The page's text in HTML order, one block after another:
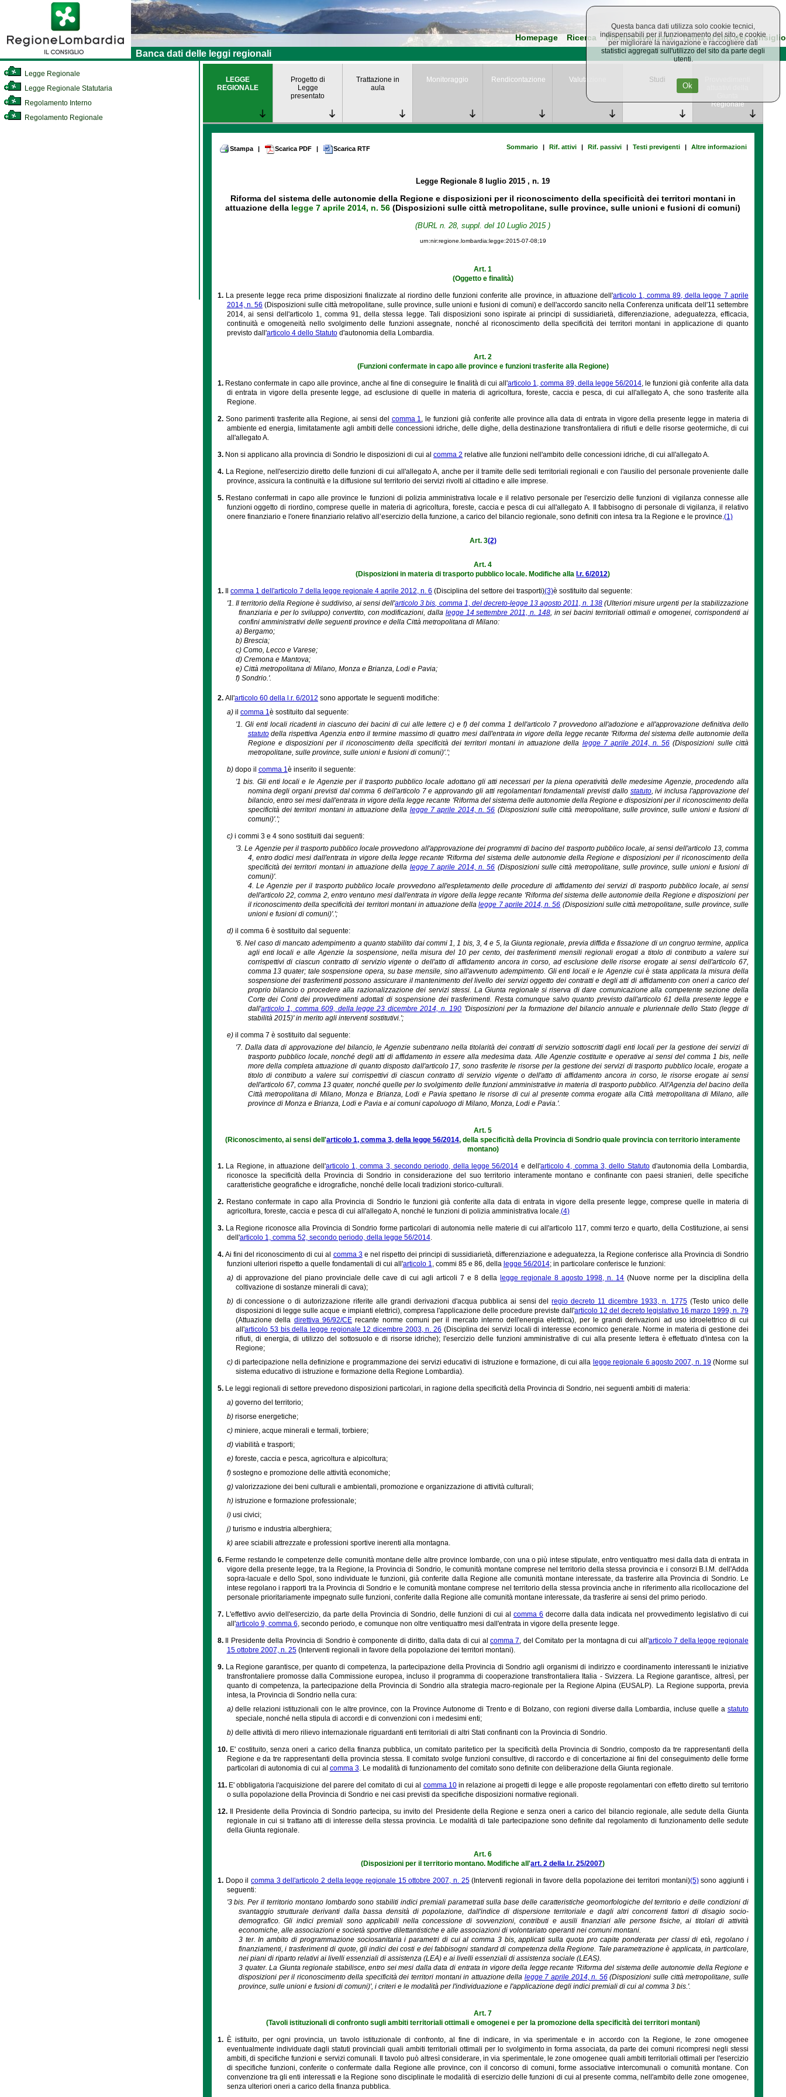
Homepage Ricerca Ricerca avanzata Torna al sito del consiglio
Banca dati delle leggi regionali
Legge Regionale
Legge Regionale Statutaria
Regolamento Interno
Regolamento Regionale
LEGGE
REGIONALE
Progetto di
Legge
presentato
Trattazione in
aula
Monitoraggio Rendicontazione Valutazione Studi
Regionale
Stampa | Scarica PDF | Scarica RTF Sommario | Rif. attivi | Rif. passivi | Testi previgenti | Altre informazioni
Legge Regionale8 luglio 2015, n. 19
Riforma del sistema delle autonomie della Regione e disposizioni per il riconoscimento della specificità dei territori montani in
attuazione della legge 7 aprile 2014, n. 56 (Disposizioni sulle città metropolitane, sulle province, sulle unioni e fusioni di comuni)
(BURL n. 28, suppl. del 10 Luglio 2015 )
urn:nir:regione.lombardia:legge:2015-07-08;19
Art. 1
(Oggetto e finalità)
1. La presente legge reca prime disposizioni finalizzate al riordino delle funzioni conferite alle province, in attuazione dell'articolo 1, comma 89, della legge 7 aprile
2014, n. 56 (Disposizioni sulle città metropolitane, sulle province, sulle unioni e fusioni di comuni) e dell'accordo sancito nella Conferenza unificata dell'11 settembre
2014, ai sensi dell'articolo 1, comma 91, della stessa legge. Tali disposizioni sono ispirate ai principi di sussidiarietà, differenziazione, adeguatezza, efficacia,
continuità e omogeneità nello svolgimento delle funzioni assegnate, nonché al riconoscimento della specificità dei territori montani in applicazione di quanto
previsto dall'articolo 4 dello Statutod'autonomia della Lombardia.
Art. 2
(Funzioni confermate in capo alle province e funzioni trasferite alla Regione)
1. Restano confermate in capo alle province, anche al fine di conseguire le finalità di cui all'articolo 1, comma 89, della legge 56/2014, le funzioni già conferite alla data
di entrata in vigore della presente legge, ad esclusione di quelle in materia di agricoltura, foreste, caccia e pesca, di cui all'allegato A, che sono trasferite alla
Regione.
2. Sono parimenti trasferite alla Regione, ai sensi del comma 1, le funzioni già conferite alle province alla data di entrata in vigore della presente legge in materia di
ambiente ed energia, limitatamente agli ambiti delle concessioni idriche, delle dighe, della destinazione transfrontaliera di rifiuti e delle risorse geotermiche, di cui
all'allegato A.
3. Non si applicano alla provincia di Sondrio le disposizioni di cui al comma 2 relative alle funzioni nell'ambito delle concessioni idriche, di cui all'allegato A.
4. La Regione, nell'esercizio diretto delle funzioni di cui all'allegato A, anche per il tramite delle sedi territoriali regionali e con l'ausilio del personale proveniente dalle
province, assicura la continuità e la diffusione sul territorio dei servizi rivolti al cittadino e alle imprese.
5. Restano confermati in capo alle province le funzioni di polizia amministrativa locale e il relativo personale per l'esercizio delle funzioni di vigilanza connesse alle
funzioni oggetto di riordino, comprese quelle in materia di agricoltura, foreste, caccia e pesca di cui all'allegato A. Il fabbisogno di personale di vigilanza, il relativo
onere finanziario e l'onere finanziario relativo all’esercizio della funzione, a carico del bilancio regionale, sono definiti con intesa tra la Regione e le province.(1)
Art. 3(2)
Art. 4
(Disposizioni in materia di trasporto pubblico locale. Modifiche alla l.r. 6/2012)
1. comma 1 dell'articolo 7 della legge regionale 4 aprile 2012, n. 6 (Disciplina del settore dei trasporti)(3)è sostituito dal seguente:
'1. Il territorio della Regione è suddiviso, ai sensi dell'articolo 3 bis, comma 1, del decreto-legge 13 agosto 2011, n. 138 (Ulteriori misure urgenti per la stabilizzazione
finanziaria e per lo sviluppo) convertito, con modificazioni, dalla legge 14 settembre 2011, n. 148, in sei bacini territoriali ottimali e omogenei, corrispondenti ai
confini amministrativi delle seguenti province e della Città metropolitana di Milano:
a)Bergamo;
b)Brescia;
c)Como, Lecco e Varese;
d)Cremona e Mantova;
e)Città metropolitana di Milano, Monza e Brianza, Lodi e Pavia;
f)Sondrio.'.
2. All'articolo 60 della l.r. 6/2012 sono apportate le seguenti modifiche:
a) il comma 1è sostituito dal seguente:
'1. Gli enti locali ricadenti in ciascuno dei bacini di cui alle lettere c) e f) del comma 1 dell'articolo 7 provvedono all'adozione e all'approvazione definitiva dello
statutodella rispettiva Agenzia entro il termine massimo di quattro mesi dall'entrata in vigore della legge recante 'Riforma del sistema delle autonomie della
Regione e disposizioni per il riconoscimento della specificità dei territori montani in attuazione della legge 7 aprile 2014, n. 56 (Disposizioni sulle città
metropolitane, sulle province, sulle unioni e fusioni di comuni)'.';
b) dopo il comma 1è inserito il seguente:
'1 bis. Gli enti locali e le Agenzie per il trasporto pubblico locale adottano gli atti necessari per la piena operatività delle medesime Agenzie, procedendo alla
nomina degli organi previsti dal comma 6 dell'articolo 7 e approvando gli atti regolamentari fondamentali previsti dallo statuto, ivi inclusa l'approvazione del
bilancio, entro sei mesi dall'entrata in vigore della legge recante 'Riforma del sistema delle autonomie della Regione e disposizioni per il riconoscimento della
specificità dei territori montani in attuazione della legge 7 aprile 2014, n. 56 (Disposizioni sulle città metropolitane, sulle province, sulle unioni e fusioni di
comuni)'.';
c) i commi 3 e 4 sono sostituiti dai seguenti:
'3. Le Agenzie per il trasporto pubblico locale provvedono all'approvazione dei programmi di bacino del trasporto pubblico locale, ai sensi dell'articolo 13, comma
4, entro dodici mesi dall'entrata in vigore della legge recante 'Riforma del sistema delle autonomie della Regione e disposizioni per il riconoscimento della
specificità dei territori montani in attuazione della legge 7 aprile 2014, n. 56 (Disposizioni sulle città metropolitane, sulle province, sulle unioni e fusioni di
comuni)'.
4. Le Agenzie per il trasporto pubblico locale provvedono all'espletamento delle procedure di affidamento dei servizi di trasporto pubblico locale, ai sensi
dell'articolo 22, comma 2, entro ventuno mesi dall'entrata in vigore della legge recante 'Riforma del sistema delle autonomie della Regione e disposizioni per
il riconoscimento della specificità dei territori montani in attuazione dellalegge 7 aprile 2014, n. 56 (Disposizioni sulle città metropolitane, sulle province, sulle
unioni e fusioni di comuni)'.';
d) il comma 6 è sostituito dal seguente:
'6. Nel caso di mancato adempimento a quanto stabilito dai commi 1, 1 bis, 3, 4 e 5, la Giunta regionale, previa diffida e fissazione di un congruo termine, applica
agli enti locali e alle Agenzie la sospensione, nella misura del 10 per cento, dei trasferimenti mensili regionali erogati a titolo di contributo a valere sui
corrispettivi di ciascun contratto di servizio vigente o dell'atto di affidamento ancora in corso, ad esclusione delle risorse erogate ai sensi dell'articolo 67,
comma 13 quater; tale sospensione opera, su base mensile, sino all'avvenuto adempimento. Gli enti locali e le Agenzie cui è stata applicata la misura della
sospensione dei trasferimenti possono assicurare il mantenimento del livello dei servizi oggetto dei contratti e degli atti di affidamento con oneri a carico del
proprio bilancio o procedere alla razionalizzazione dei servizi stessi. La Giunta regionale si riserva di dare comunicazione alla competente sezione della
Corte dei Conti dei provvedimenti adottati di sospensione dei trasferimenti. Resta comunque salvo quanto previsto dall'articolo 61 della presente legge e
dall'articolo 1, comma 609, della legge 23 dicembre 2014, n. 190 'Disposizioni per la formazione del bilancio annuale e pluriennale dello Stato (legge di
stabilità 2015)' in merito agli interventi sostitutivi.';
e) il comma 7 è sostituito dal seguente:
'7. Dalla data di approvazione del bilancio, le Agenzie subentrano nella titolarità dei contratti di servizio sottoscritti dagli enti locali per la gestione dei servizi di
trasporto pubblico locale, nonché degli atti di affidamento in essere alla medesima data. Alle Agenzie costituite e operative ai sensi del comma 1 bis, nelle
more della completa attuazione di quanto disposto dall'articolo 17, sono trasferite le risorse per la gestione dei servizi di trasporto pubblico locale, erogate a
titolo di contributo a valere sui corrispettivi di ciascun contratto di servizio vigente o dell'atto di affidamento ancora in corso, le risorse erogate ai sensi
dell'articolo 67, comma 13 quater, nonché quelle per lo svolgimento delle funzioni amministrative in materia di trasporto pubblico. All'Agenzia del bacino della
Città metropolitana di Milano, Monza e Brianza, Lodi e Pavia spettano le risorse di cui al presente comma erogate alla Città metropolitana di Milano, alle
province di Monza e Brianza, Lodi e Pavia e ai comuni capoluogo di Milano, Monza, Lodi e Pavia.'.
Art. 5
(Riconoscimento, ai sensi dell'articolo 1, comma 3, della legge 56/2014, della specificità della Provincia di Sondrio quale provincia con territorio interamente
montano)
1. La Regione, in attuazione dell'articolo 1, comma 3, secondo periodo, della legge 56/2014 e dell'articolo 4, comma 3, dello Statutod'autonomia della Lombardia,
riconosce la specificità della Provincia di Sondrio in considerazione del suo territorio interamente montano e confinante con paesi stranieri, delle specifiche
caratteristiche geografiche e idrografiche, nonché delle locali tradizioni storico-culturali.
2. Restano confermate in capo alla Provincia di Sondrio le funzioni già conferite alla data di entrata in vigore della presente legge, comprese quelle in materia di
agricoltura, foreste, caccia e pesca di cui all'allegato A, nonché le funzioni di polizia amministrativa locale.(4)
3. La Regione riconosce alla Provincia di Sondrio forme particolari di autonomia nelle materie di cui all'articolo 117, commi terzo e quarto, della Costituzione, ai sensi
dell'articolo 1, comma 52, secondo periodo, della legge 56/2014.
4.Ai fini del riconoscimento di cui al comma 3e nel rispetto dei principi di sussidiarietà, differenziazione e adeguatezza, la Regione conferisce alla Provincia di Sondrio
funzioni ulteriori rispetto a quelle fondamentali di cui all'articolo 1, commi 85 e 86, della legge 56/2014; in particolare conferisce le funzioni:
a) di approvazione del piano provinciale delle cave di cui agli articoli 7 e 8 della legge regionale 8 agosto 1998, n. 14 (Nuove norme per la disciplina della
coltivazione di sostanze minerali di cava);
b) di concessione o di autorizzazione riferite alle grandi derivazioni d'acqua pubblica ai sensi delregio decreto 11 dicembre 1933, n. 1775(Testo unico delle
disposizioni di legge sulle acque e impianti elettrici), compresa l'applicazione delle procedure previste dall'articolo 12 del decreto legislativo 16 marzo 1999, n. 79
(Attuazione della direttiva 96/92/CErecante norme comuni per il mercato interno dell'energia elettrica), per le grandi derivazioni ad uso idroelettrico di cui
all'articolo 53 bis della legge regionale 12 dicembre 2003, n. 26 (Disciplina dei servizi locali di interesse economico generale. Norme in materia di gestione dei
rifiuti, di energia, di utilizzo del sottosuolo e di risorse idriche); l'esercizio delle funzioni amministrative di cui alla presente lettera è effettuato d'intesa con la
Regione;
c) di partecipazione nella definizione e programmazione dei servizi educativi di istruzione e formazione, di cui alla legge regionale 6 agosto 2007, n. 19(Norme sul
sistema educativo di istruzione e formazione della Regione Lombardia).
5. Le leggi regionali di settore prevedono disposizioni particolari, in ragione della specificità della Provincia di Sondrio, nei seguenti ambiti di materia:
a) governo del territorio;
b) risorse energetiche;
c) miniere, acque minerali e termali, torbiere;
d) viabilità e trasporti;
e) foreste, caccia e pesca, agricoltura e alpicoltura;
f) sostegno e promozione delle attività economiche;
g) valorizzazione dei beni culturali e ambientali, promozione e organizzazione di attività culturali;
h) istruzione e formazione professionale;
i) usi civici;
j) turismo e industria alberghiera;
k) aree sciabili attrezzate e professioni sportive inerenti alla montagna.
6. Ferme restando le competenze delle comunità montane delle altre province lombarde, con una o più intese stipulate, entro ventiquattro mesi dalla data di entrata in
vigore della presente legge, tra la Regione, la Provincia di Sondrio, le comunità montane comprese nel territorio della stessa provincia e i consorzi B.I.M. dell'Adda
sopra-lacuale e dello Spol, sono individuate le funzioni, già conferite dalla Regione alle comunità montane interessate, da trasferire alla Provincia di Sondrio. Le
intese regolano i rapporti tra la Provincia di Sondrio e le comunità montane comprese nel territorio della stessa provincia anche in riferimento alla ricollocazione del
personale prioritariamente impegnato sulle funzioni, conferite dalla Regione alle comunità montane interessate, da trasferire ai sensi del primo periodo.
7. L'effettivo avvio dell'esercizio, da parte della Provincia di Sondrio, delle funzioni di cui al comma 6 decorre dalla data indicata nel provvedimento legislativo di cui
all'articolo 9, comma 6, secondo periodo, e comunque non oltre ventiquattro mesi dall'entrata in vigore della presente legge.
8. Il Presidente della Provincia di Sondrio è componente di diritto, dalla data di cui al comma 7, del Comitato per la montagna di cui all'articolo 7 della legge regionale
15 ottobre 2007, n. 25(Interventi regionali in favore della popolazione dei territori montani).
9. La Regione garantisce, per quanto di competenza, la partecipazione della Provincia di Sondrio agli organismi di indirizzo e coordinamento interessanti le iniziative
transfrontaliere promosse dalla Commissione europea, incluso il programma di cooperazione transfrontaliera Italia - Svizzera. La Regione garantisce, altresì, per
quanto di competenza, la partecipazione della Provincia di Sondrio alla strategia macro-regionale per la Regione Alpina (EUSALP). La Regione supporta, previa
intesa, la Provincia di Sondrio nella cura:
a)delle relazioni istituzionali con le altre province, con la Province Autonome di Trento e di Bolzano, con regioni diverse dalla Lombardia, incluse quelle a statuto
speciale, nonché nella stipula di accordi e di convenzioni con i medesimi enti;
b) delle attività di mero rilievo internazionale riguardanti enti territoriali di altri Stati confinanti con la Provincia di Sondrio.
10. E' costituito, senza oneri a carico della finanza pubblica, un comitato paritetico per la specificità della Provincia di Sondrio, composto da tre rappresentanti della
Regione e da tre rappresentanti della provincia stessa. Il comitato svolge funzioni consultive, di raccordo e di concertazione ai fini del conseguimento delle forme
particolari di autonomia di cui al comma 3. Le modalità di funzionamento del comitato sono definite con deliberazione della Giunta regionale.
11. E' obbligatoria l'acquisizione del parere del comitato di cui al comma 10in relazione ai progetti di legge e alle proposte regolamentari con effetto diretto sul territorio
o sulla popolazione della Provincia di Sondrio e nei casi previsti da specifiche disposizioni normative regionali.
12.
Il Presidente della Provincia di Sondrio partecipa, su invito del Presidente della Regione e senza oneri a carico del bilancio regionale, alle sedute della Giunta
regionale in cui si trattano atti di interesse della stessa provincia. Le modalità di tale partecipazione sono definite dal regolamento di funzionamento delle sedute
della Giunta regionale.
Art. 6
(Disposizioni per il territorio montano. Modifiche all'art. 2 della l.r. 25/2007)
1. Dopo ilcomma 3 dell'articolo 2 della legge regionale 15 ottobre 2007, n. 25(Interventi regionali in favore della popolazione dei territori montani)(5)sono aggiunti i
seguenti:
'3 bis. Per il territorio montano lombardo sono stabiliti indici premiali parametrati sulla base delle caratteristiche geomorfologiche del territorio e delle condizioni di
svantaggio strutturale derivanti dalla bassa densità di popolazione, dall'indice di dispersione territoriale e dagli altri concorrenti fattori di disagio socio-
demografico. Gli indici premiali sono applicabili nella concessione di sovvenzioni, contributi e ausili finanziari alle persone fisiche, ai titolari di attività
economiche, alle associazioni e società sportive dilettantistiche e alle associazioni di volontariato operanti nei comuni montani.
3 ter. In ambito di programmazione sociosanitaria i parametri di cui al comma 3 bis, applicati sulla quota pro capite ponderata per classi di età, regolano i
finanziamenti, i trasferimenti di quote, gli indici dei costi e dei fabbisogni standard di competenza della Regione. Tale parametrazione è applicata, in particolare,
nei piani di riparto relativi ai livelli essenziali di assistenza (LEA) e ai livelli essenziali di assistenza sociale (LEAS).
3 quater. La Giunta regionale stabilisce, entro sei mesi dalla data di entrata in vigore della legge recante 'Riforma del sistema delle autonomie della Regione e
disposizioni per il riconoscimento della specificità dei territori montani in attuazione della legge 7 aprile 2014, n. 56(Disposizioni sulle città metropolitane, sulle
province, sulle unioni e fusioni di comuni)', i criteri e le modalità per l'individuazione e l'applicazione degli indici premiali di cui al comma 3 bis.'.
Art. 7
(Tavoli istituzionali di confronto sugli ambiti territoriali ottimali e omogenei e per la promozione della specificità dei territori montani)
1. È istituito, per ogni provincia, un tavolo istituzionale di confronto, al fine di indicare, in via sperimentale e in accordo con la Regione, le zone omogenee
eventualmente individuate dagli statuti provinciali quali ambiti territoriali ottimali per lo svolgimento in forma associata, da parte dei comuni ricompresi negli stessi
ambiti, di specifiche funzioni e servizi comunali. Il tavolo può altresì considerare, in via sperimentale, le zone omogenee quali ambiti territoriali ottimali per l'esercizio
di specifiche funzioni, conferite o confermate dalla Regione alle province, con il concorso di comuni, forme associative intercomunali o comunità montane. Con
convenzione tra gli enti interessati e la Regione sono disciplinate le modalità di esercizio delle funzioni di cui al presente comma, nell'ambito delle zone omogenee,
senza ulteriori oneri a carico della finanza pubblica.
Questa banca dati utilizza solo cookie tecnici,
indispensabili per il funzionamento del sito, e cookie
per migliorare la navigazione e raccogliere dati
statistici aggregati sull'utilizzo del sito da parte degli
utenti.
Ok